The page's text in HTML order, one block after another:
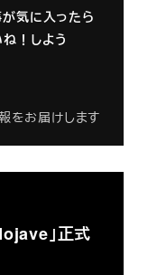
気に入ったら
！しよう
をお届けします
」正式